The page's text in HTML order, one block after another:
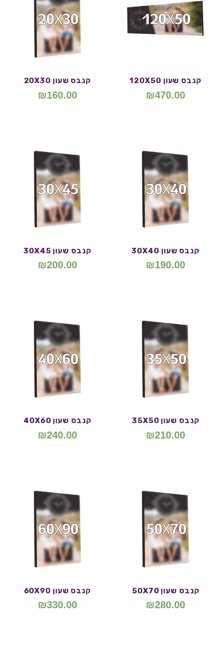
קנבס שעון 120X50
₪470.00
קנבס שעון 20X30
₪160.00
קנבס שעון 30X40
₪190.00
קנבס שעון 30X45
₪200.00
קנבס שעון 35X50
₪210.00
קנבס שעון 40X60
₪240.00
קנבס שעון 50X70
₪280.00
קנבס שעון 60X90
₪330.00